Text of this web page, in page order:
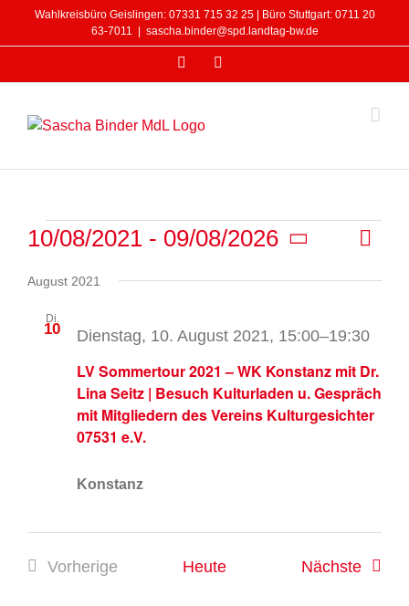
Wahlkreisbüro Geislingen: 07331 715 32 25 | Büro Stuttgart: 0711 20
63-7011
sascha.binder@spd.landtag-bw.de
Facebook
Veranstaltungen Liste
10/08/2021 - 09/08/2026
wählen.
August 2021
Di.
10
LV Sommertour 2021 – WK Konstanz mit Dr.
Lina Seitz | Besuch Kulturladen u. Gespräch
mit Mitgliedern des Vereins Kulturgesichter
07531 e.V.
Dienstag, 10. August 2021, 15:00–19:30
Konstanz
Vorherige
Heute Nächste